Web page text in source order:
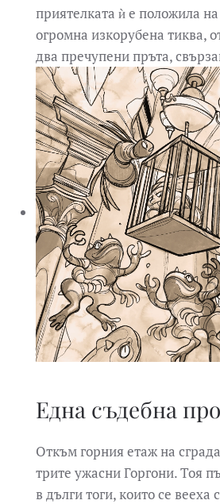
приятелката ѝ е положила
огромна изкорубена тиква,
два пречупени пръта,
Една съдебна
Откъм горния етаж на
трите ужасни Горгони. Тоя
в дълги тоги, които се вееха